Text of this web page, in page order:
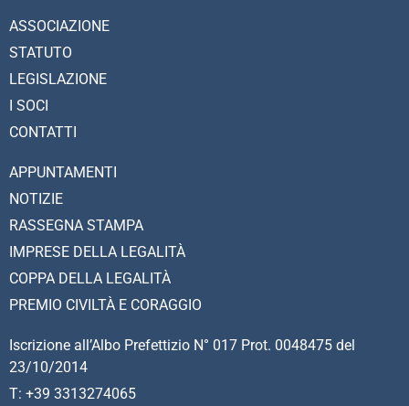
ASSOCIAZIONE
STATUTO
LEGISLAZIONE
I SOCI
CONTATTI
APPUNTAMENTI
NOTIZIE
RASSEGNA STAMPA
IMPRESE DELLA LEGALITÀ
COPPA DELLA LEGALITÀ
PREMIO CIVILTÀ E CORAGGIO
Iscrizione all’Albo Prefettizio N° 017 Prot. 0048475 del
23/10/2014
T: +39 3313274065